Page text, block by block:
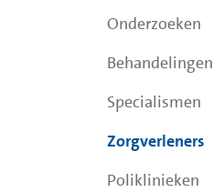
Onderzoeken
Behandelingen
Specialismen
Zorgverleners
Poliklinieken